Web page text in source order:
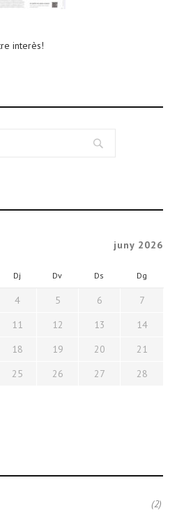
interès!
juny 2026
Dj Dv Ds Dg
4 5 6
7
11 12 13
14
18 19 20
21
25 26 27
28
(2)